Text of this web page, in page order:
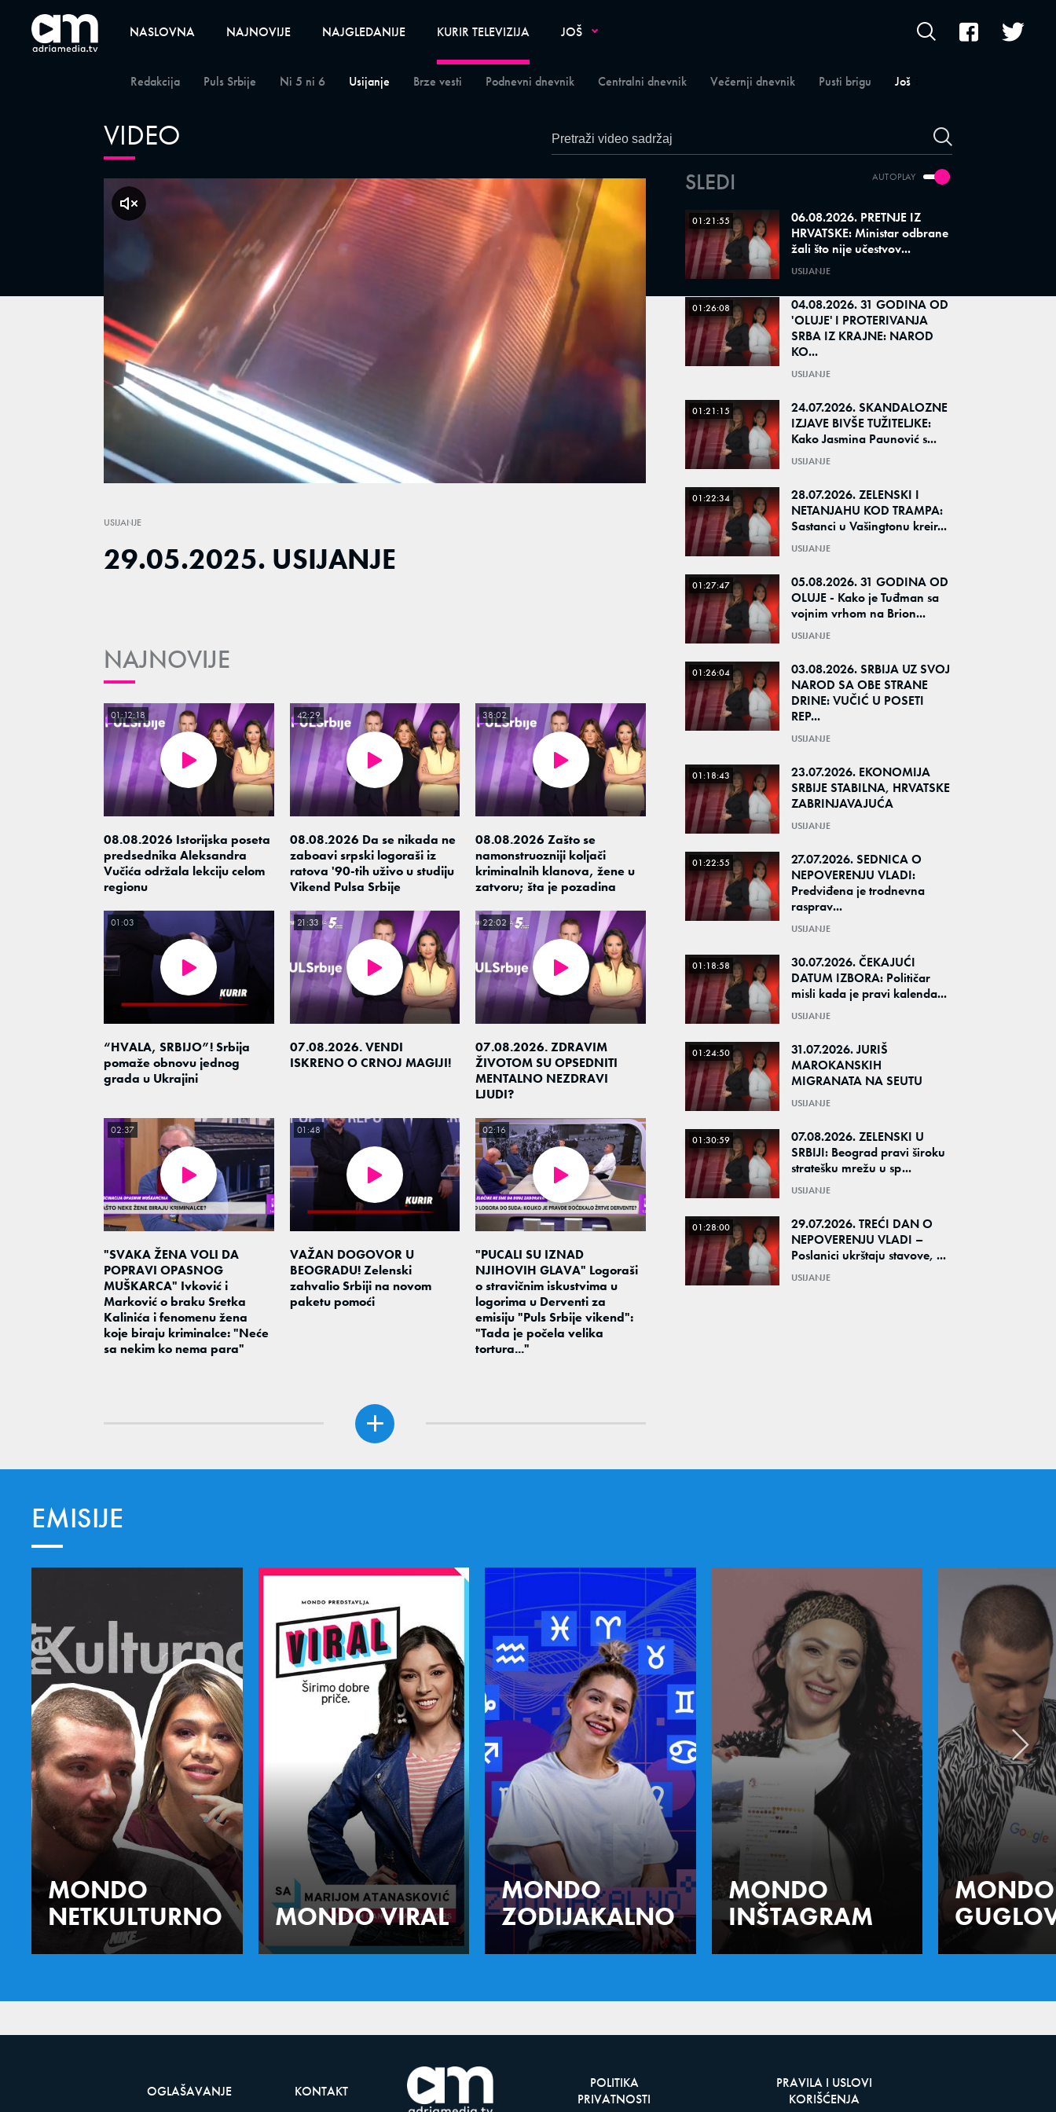
NASLOVNA NAJNOVIJE NAJGLEDANIJE KURIR TELEVIZIJA
Redakcija Puls Srbije Ni 5 ni 6 Usijanje Brze vesti Podnevni dnevnik Centralni dnevnik Večernji dnevnik Pusti brigu Još
JOŠ
VIDEO
Unmute
klikni za zvuk
USIJANJE
29.05.2025. USIJANJE
NAJNOVIJE
08.08.2026 Istorijska poseta
predsednika Aleksandra
Vučića održala lekciju celom
regionu
01:12:18
08.08.2026 Da se nikada ne
zaboavi srpski logoraši iz
ratova '90-tih uživo u studiju
Vikend Pulsa Srbije
42:29
08.08.2026 Zašto se
namonstruozniji koljači
kriminalnih klanova, žene u
zatvoru; šta je pozadina
38:02
“HVALA, SRBIJO”! Srbija
pomaže obnovu jednog
grada u Ukrajini
01:03
07.08.2026. VENDI
ISKRENO O CRNOJ MAGIJI!
21:33
07.08.2026. ZDRAVIM
ŽIVOTOM SU OPSEDNITI
MENTALNO NEZDRAVI
LJUDI?
22:02
"SVAKA ŽENA VOLI DA
POPRAVI OPASNOG
MUŠKARCA" Ivković i
Marković o braku Sretka
Kalinića i fenomenu žena
koje biraju kriminalce: "Neće
sa nekim ko nema para"
02:37
VAŽAN DOGOVOR U
BEOGRADU! Zelenski
zahvalio Srbiji na novom
paketu pomoći
01:48
"PUCALI SU IZNAD
NJIHOVIH GLAVA" Logoraši
o stravičnim iskustvima u
logorima u Derventi za
emisiju "Puls Srbije vikend":
"Tada je počela velika
tortura..."
02:16
AUTOPLAY
SLEDI
01:21:55
06.08.2026. PRETNJE IZ
HRVATSKE: Ministar odbrane
žali što nije učestvov...
USIJANJE
01:26:08
04.08.2026. 31 GODINA OD
'OLUJE' I PROTERIVANJA
SRBA IZ KRAJNE: NAROD
KO...
USIJANJE
01:21:15
24.07.2026. SKANDALOZNE
IZJAVE BIVŠE TUŽITELJKE:
Kako Jasmina Paunović s...
USIJANJE
01:22:34
28.07.2026. ZELENSKI I
NETANJAHU KOD TRAMPA:
Sastanci u Vašingtonu kreir...
USIJANJE
01:27:47
05.08.2026. 31 GODINA OD
OLUJE - Kako je Tuđman sa
vojnim vrhom na Brion...
USIJANJE
01:26:04
03.08.2026. SRBIJA UZ SVOJ
NAROD SA OBE STRANE
DRINE: VUČIĆ U POSETI
REP...
USIJANJE
01:18:43
23.07.2026. EKONOMIJA
SRBIJE STABILNA, HRVATSKE
ZABRINJAVAJUĆA
USIJANJE
01:22:55
27.07.2026. SEDNICA O
NEPOVERENJU VLADI:
Predviđena je trodnevna
rasprav...
USIJANJE
01:18:58
30.07.2026. ČEKAJUĆI
DATUM IZBORA: Političar
misli kada je pravi kalenda...
USIJANJE
01:24:50
31.07.2026. JURIŠ
MAROKANSKIH
MIGRANATA NA SEUTU
USIJANJE
01:30:59
07.08.2026. ZELENSKI U
SRBIJI: Beograd pravi široku
stratešku mrežu u sp...
USIJANJE
01:28:00
29.07.2026. TREĆI DAN O
NEPOVERENJU VLADI –
Poslanici ukrštaju stavove, ...
USIJANJE
EMISIJE
MONDO
NETKULTURNO
MONDO VIRAL
MONDO
ZODIJAKALNO
MONDO
INŠTAGRAM
MONDO
OGLAŠAVANJE KONTAKT
POLITIKA
PRIVATNOSTI
PRAVILA I USLOVI
KORIŠĆENJA